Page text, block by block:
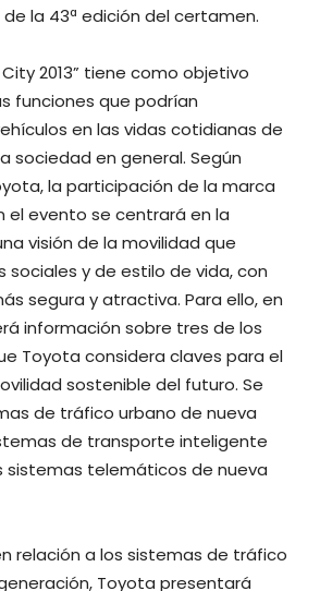
de la 43ª edición del certamen.
2013” tiene como objetivo
funciones que podrían
en las vidas cotidianas de
sociedad en general. Según
la participación de la marca
el evento se centrará en la
visión de la movilidad que
y de estilo de vida, con
segura y atractiva. Para ello, en
información sobre tres de los
Toyota considera claves para el
sostenible del futuro. Se
de tráfico urbano de nueva
de transporte inteligente
sistemas telemáticos de nueva
relación a los sistemas de tráfico
Toyota presentará